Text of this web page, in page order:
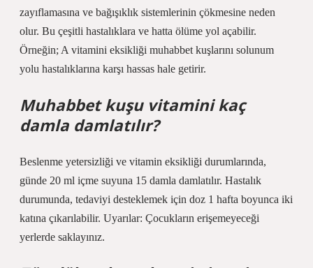
zayıflamasına ve bağışıklık sistemlerinin çökmesine neden
olur. Bu çeşitli hastalıklara ve hatta ölüme yol açabilir.
Örneğin; A vitamini eksikliği muhabbet kuşlarını solunum
yolu hastalıklarına karşı hassas hale getirir.
Muhabbet kuşu vitamini kaç
damla damlatılır?
Beslenme yetersizliği ve vitamin eksikliği durumlarında,
günde 20 ml içme suyuna 15 damla damlatılır. Hastalık
durumunda, tedaviyi desteklemek için doz 1 hafta boyunca iki
katına çıkarılabilir. Uyarılar: Çocukların erişemeyeceği
yerlerde saklayınız.